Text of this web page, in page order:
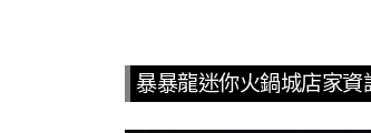
暴暴龍迷你火鍋城店家資